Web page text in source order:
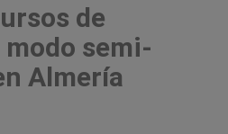
de
semi-
Almería